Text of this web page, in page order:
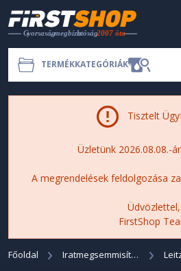
TERMÉKKATEGÓRIÁK
Tisztelt
Üzletünk 2026.08.08.-
A megrendelések feldolgozása
Üdvözlettel,
FirstShop
Főoldal Iratmegsemmisítő Készülék